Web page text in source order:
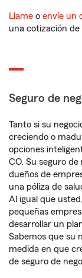
Llame o envíe un
una cotización de
Seguro de
Tanto si su
creciendo o
opciones
CO. Su seguro
dueños de
una póliza de
Al igual que
pequeñas
desarrollar un
Sabemos que su
medida en que
de seguro de